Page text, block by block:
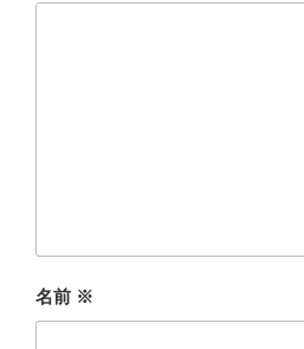
名前 ※